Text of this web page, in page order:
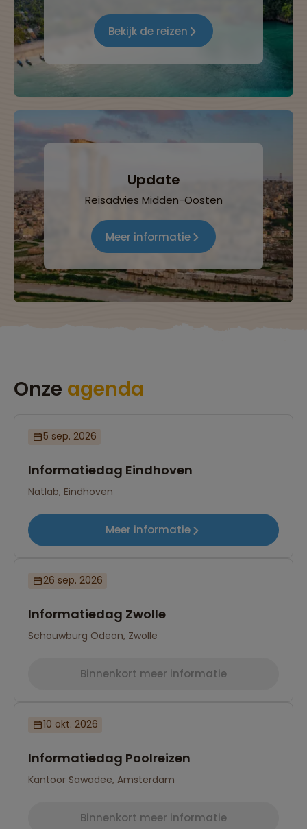
Bekijk de reizen
Update
Reisadvies Midden-Oosten
Meer informatie
Onze agenda
5 sep. 2026
Informatiedag Eindhoven
Natlab, Eindhoven
Meer informatie
26 sep. 2026
Informatiedag Zwolle
Schouwburg Odeon, Zwolle
Binnenkort meer informatie
10 okt. 2026
Informatiedag Poolreizen
Kantoor Sawadee, Amsterdam
Binnenkort meer informatie